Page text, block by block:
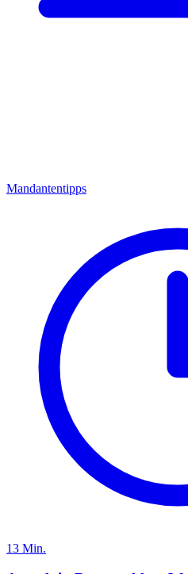
Mandantentipps
13 Min.